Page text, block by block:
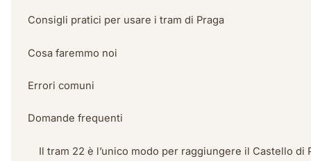
Consigli pratici per usare i tram di Praga
Cosa faremmo noi
Errori comuni
Domande frequenti
Il tram 22 è l’unico modo per raggiungere il Castello di